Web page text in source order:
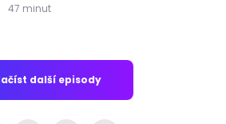
47 minut
další episody